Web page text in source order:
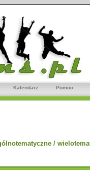
Kalendarz Pomoc
/